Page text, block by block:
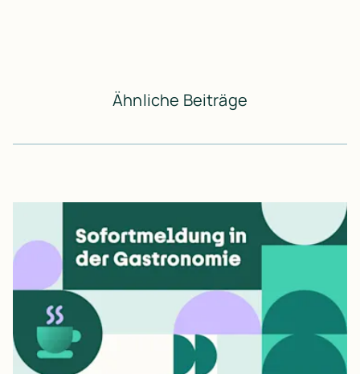
Ähnliche Beiträge